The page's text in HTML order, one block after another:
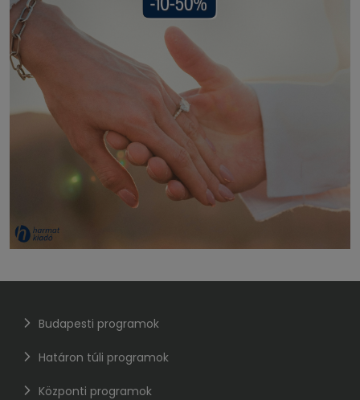
Budapesti programok
Határon túli programok
Központi programok